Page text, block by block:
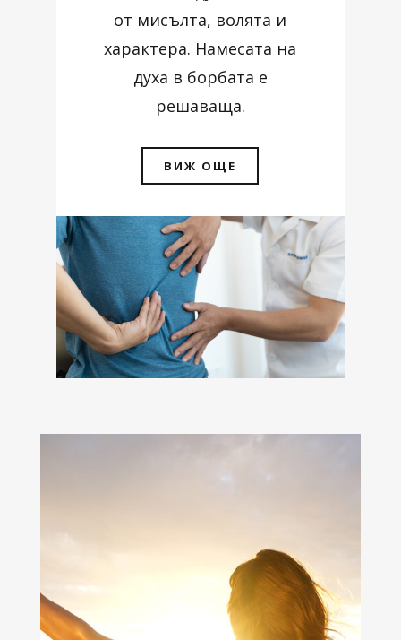
от мисълта, волята и
характера. Намесата на
духа в борбата е
решаваща.
ВИЖ ОЩЕ